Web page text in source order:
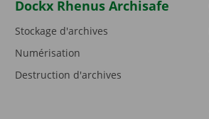
Dockx Rhenus Archisafe
Stockage d'archives
Numérisation
Destruction d'archives